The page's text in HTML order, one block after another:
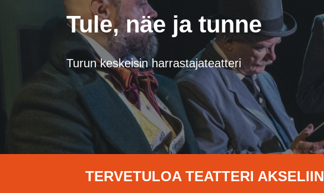
Tule, näe ja tunne
Turun keskeisin harrastajateatteri
TERVETULOA TEATTERI AKSELIIN